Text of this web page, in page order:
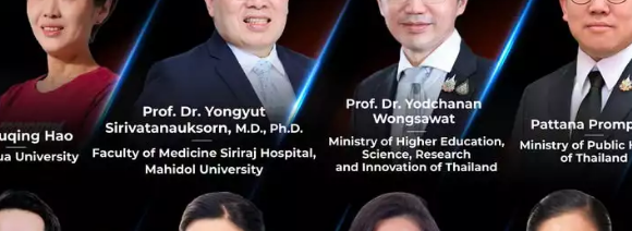
จับต้องได้ และเป็นส่วนหนึ่งของแผนการด้านความยั่งยืนของบริษัท นั่นก็คือมาตร
Positive เป็นมาตรการที่ IKEA ต้องการให้การดำเนินงานทั้งหมดในบริษัทไม่ส่ง
และลดการปล่อยก๊าซเรือนกระจกให้ได้ภายในปี พ.ศ. 2573
อ้างอิงReuters